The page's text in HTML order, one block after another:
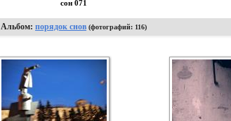
сон 071
Альбом: порядок снов (фотографий: 116)